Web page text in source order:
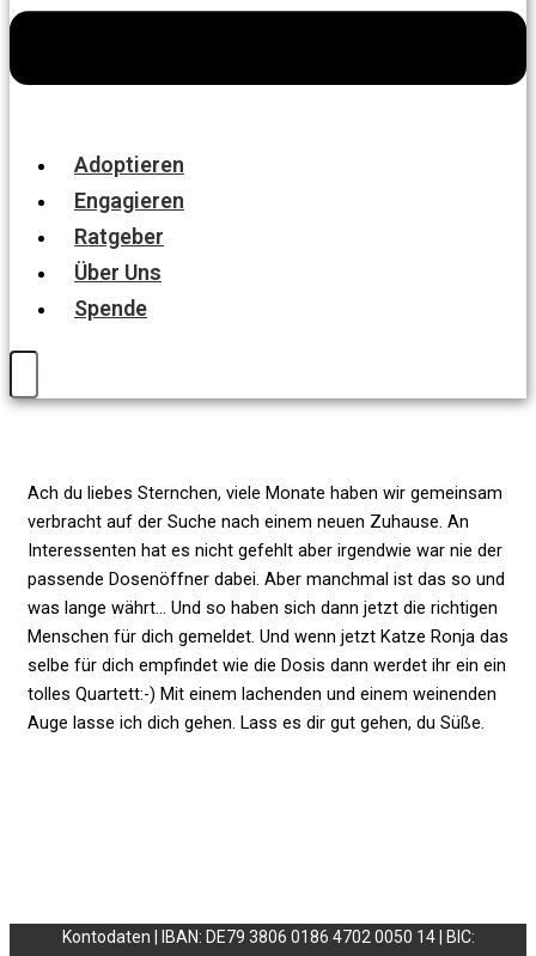
Adoptieren
Engagieren
Ratgeber
Über Uns
Spende
Ach du liebes Sternchen, viele Monate haben wir gemeinsam
verbracht auf der Suche nach einem neuen Zuhause. An
Interessenten hat es nicht gefehlt aber irgendwie war nie der
passende Dosenöffner dabei. Aber manchmal ist das so und
was lange währt… Und so haben sich dann jetzt die richtigen
Menschen für dich gemeldet. Und wenn jetzt Katze Ronja das
selbe für dich empfindet wie die Dosis dann werdet ihr ein ein
tolles Quartett:-) Mit einem lachenden und einem weinenden
Auge lasse ich dich gehen. Lass es dir gut gehen, du Süße.
Kontodaten | IBAN: DE79 3806 0186 4702 0050 14 | BIC: